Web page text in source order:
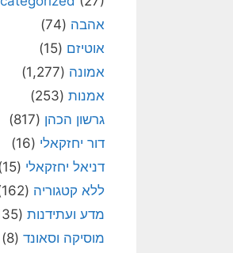
אהבה (74)
אוטיזם (15)
אמונה (1,277)
אמנות (253)
גרשון הכהן (817)
דור יחזקאלי (16)
דניאל יחזקאלי (15)
ללא קטגוריה (162)
מדע ועתידנות (135)
מוסיקה וסאונד (8)